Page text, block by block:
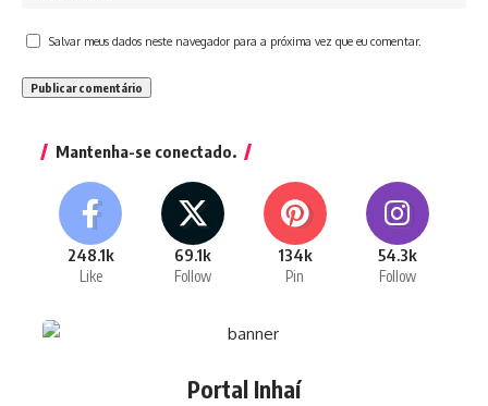
Salvar meus dados neste navegador para a próxima vez que eu comentar.
Mantenha-se conectado.
248.1k
Like
69.1k
Follow
134k
Pin
54.3k
Follow
Portal Inhaí